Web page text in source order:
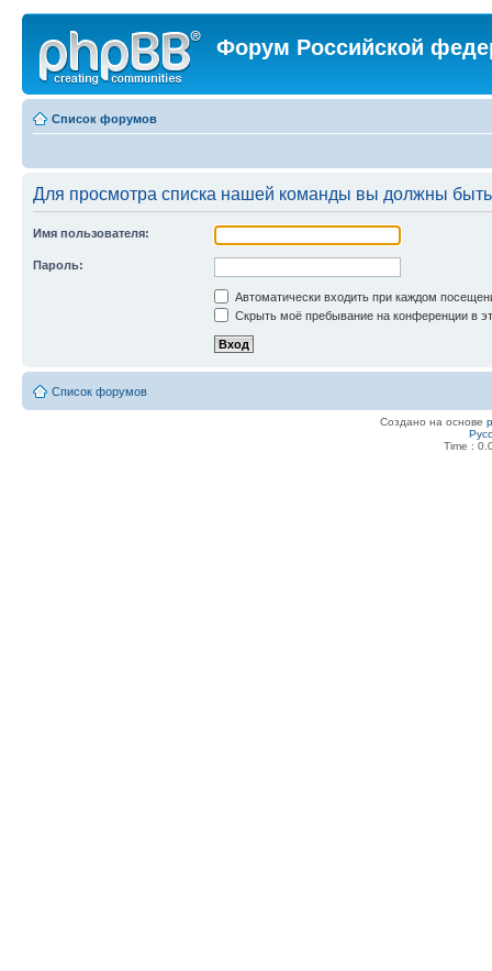
Форум Российской
Список форумов
Для просмотра списка нашей команды вы должны
Имя пользователя:
Пароль:
Автоматически входить при каждом
Скрыть моё пребывание на конференции в
Список форумов
Создано на основе
Time :